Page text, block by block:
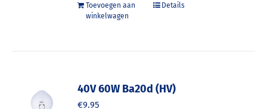
Toevoegen aan
winkelwagen
Details
40V 60W Ba20d (HV)
€9.95